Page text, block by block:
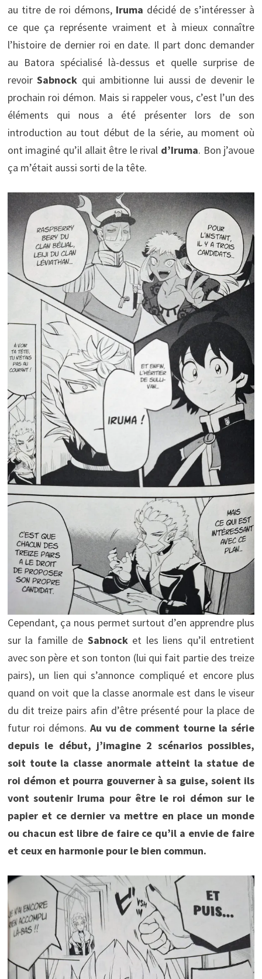
au titre de roi démons, Iruma décidé de s’intéresser à
ce que ça représente vraiment et à mieux connaître
l’histoire de dernier roi en date. Il part donc demander
au Batora spécialisé là-dessus et quelle surprise de
revoirSabnock qui ambitionne lui aussi de devenir le
prochain roi démon. Mais si rappeler vous, c’est l’un des
éléments qui nous a été présenter lors de son
introduction au tout début de la série, au moment où
ont imaginé qu’il allait être le rival d’Iruma. Bon j’avoue
ça m’était aussi sorti de la tête.
Cependant, ça nous permet surtout d’en apprendre plus
sur la famille de Sabnock et les liens qu’il entretient
avec son père et son tonton (lui qui fait partie des treize
pairs), un lien qui s’annonce compliqué et encore plus
quand on voit que la classe anormale est dans le viseur
du dit treize pairs afin d’être présenté pour la place de
futur roi démons. Au vu de comment tourne la série
depuis le début, j’imagine 2 scénarios possibles,
soit toute la classe anormale atteint la statue de
roi démon et pourra gouverner à sa guise, soient ils
vont soutenir Iruma pour être le roi démon sur le
papier et ce dernier va mettre en place un monde
ou chacun est libre de faire ce qu’il a envie de faire
et ceux en harmonie pour le bien commun.